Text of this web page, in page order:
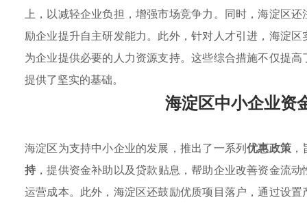
上，以减轻企业负担，增强市场竞争力。同时，海淀区
励企业提升自主研发能力。此外，针对人才引进，海淀
为企业提供必要的人力资源支持。这些综合措施不仅提高
提供了坚实的基础。
海淀区中小企业资
海淀区为支持中小企业的发展，推出了一系列优惠政策
持 ，提供资金补助以及贷款贴息，帮助企业改善资金流
运营成本。此外，海淀区还鼓励优质项目落户，通过设